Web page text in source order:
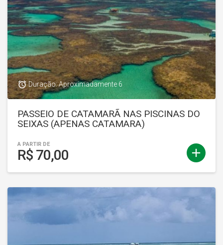
add
access_alarmDuração: Aproximadamente 6
PASSEIO DE CATAMARÃ NAS PISCINAS DO
SEIXAS (APENAS CATAMARA)
A PARTIR DE
R$ 70,00